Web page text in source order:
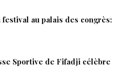
au palais des congrès:
Sportive de Fifadji célèbre